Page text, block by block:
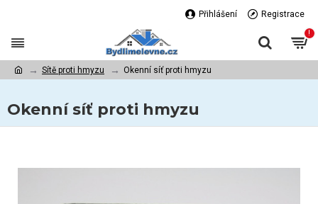
Přihlášení Registrace
!
Sítě proti hmyzu Okenní síť proti hmyzu
Okenní síť proti hmyzu